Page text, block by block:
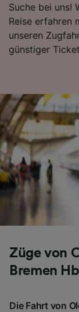
Suche bei uns!
Reise erfahren
unseren
günstiger
Züge von
Bremen
Die Fahrt von